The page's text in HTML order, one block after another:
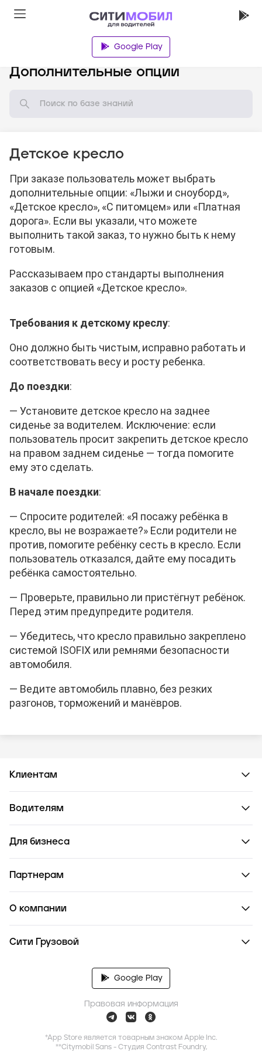
Google Play
Дополнительные опции
Детское кресло
При заказе пользователь может выбрать
дополнительные опции: «Лыжи и сноуборд»,
«Детское кресло», «С питомцем» или «Платная
дорога». Если вы указали, что можете
выполнить такой заказ, то нужно быть к нему
готовым.
Рассказываем про стандарты выполнения
заказов с опцией «Детское кресло».
Требования к детскому креслу:
Оно должно быть чистым, исправно работать и
соответствовать весу и росту ребенка.
До поездки:
— Установите детское кресло на заднее
сиденье за водителем. Исключение: если
пользователь просит закрепить детское кресло
на правом заднем сиденье — тогда помогите
ему это сделать.
В начале поездки:
— Спросите родителей: «Я посажу ребёнка в
кресло, вы не возражаете?» Если родители не
против, помогите ребёнку сесть в кресло. Если
пользователь отказался, дайте ему посадить
ребёнка самостоятельно.
— Проверьте, правильно ли пристёгнут ребёнок.
Перед этим предупредите родителя.
— Убедитесь, что кресло правильно закреплено
системой ISOFIX или ремнями безопасности
автомобиля.
— Ведите автомобиль плавно, без резких
разгонов, торможений и манёвров.
Клиентам
Водителям
Для бизнеса
Партнерам
О компании
Сити Грузовой
Google Play
Правовая информация
*App Store является товарным знаком Apple Inc.
**Citymobil Sans - Студия Contrast Foundry,